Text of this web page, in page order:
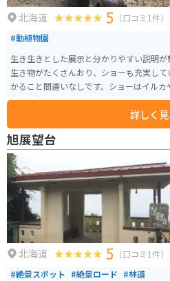
北海道 5 （口コミ1件）
#動植物園
生き生きとした展示と分かりやすい説明
生き物がたくさんおり、ショーも充実し
かること間違いなしです。ショーはイルカ
彩で迫力のあるものが多いです。
詳しく
旭展望台
北海道 5 （口コミ1件）
#絶景スポット #絶景ロード #林道